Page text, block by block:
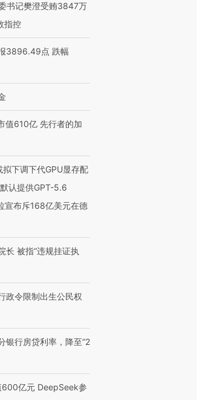
书记樊澄受贿3847万
指控
3896.49点 跌幅
值610亿 先行者的加
下调下代GPU显存配
认提供GPT-5.6
宣布斥168亿美元在德
长 被指“违规挂证执
政令限制出生公民权
银行房贷利率，降至“2
600亿元 DeepSeek参